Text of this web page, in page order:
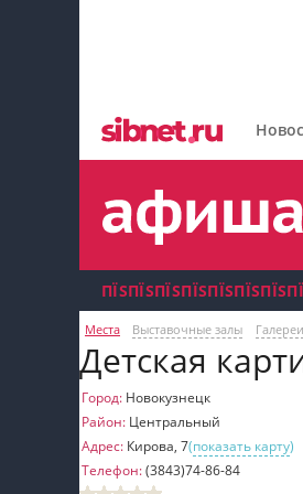
пїЅпїЅпїЅ
пїЅпїЅпїЅпїЅпїЅ
пїЅпїЅпїЅ
Места Выставочные залы Галереи
Детская
Город: Новокузнецк
Район: Центральный
Адрес: Кирова, 7(показать карту)
Телефон:(3843)74-86-84